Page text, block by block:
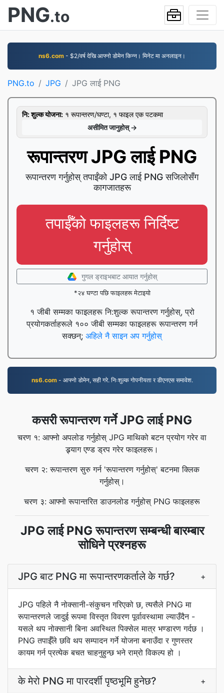
PNG.to
ns6.com - $2/वर्ष देखि आफ्नो डोमेन किन्न। मिनेट मा अनलाइन।
PNG.to JPG JPG लाई PNG
नि: शुल्क योजना: १ रूपान्तरण/घण्टा, १ फाइल एक पटकमा
असीमित जानुहोस् →
रूपान्तरण JPG लाई PNG
रूपान्तरण गर्नुहोस् तपाईंको JPG लाई PNG सजिलोसँग
कागजातहरू
तपाईँको फाइलहरू निर्दिष्ट
गर्नुहोस्
गुगल ड्राइभबाट आयात गर्नुहोस्
*२४ घण्टा पछि फाइलहरू मेटाइयो
१ जीबी सम्मका फाइलहरू नि:शुल्क रूपान्तरण गर्नुहोस्, प्रो
प्रयोगकर्ताहरूले १०० जीबी सम्मका फाइलहरू रूपान्तरण गर्न
सक्छन्; अहिले नै साइन अप गर्नुहोस्
ns6.com- आफ्नो डोमेन, सही गरे. निःशुल्क गोपनीयता र डीएनएस समावेश.
कसरी रूपान्तरण गर्ने JPG लाई PNG
चरण १: आफ्नो अपलोड गर्नुहोस् JPG माथिको बटन प्रयोग गरेर वा
ड्र्याग एण्ड ड्रप गरेर फाइलहरू।
चरण २: रूपान्तरण सुरु गर्न 'रूपान्तरण गर्नुहोस्' बटनमा क्लिक
गर्नुहोस्।
चरण ३: आफ्नो रूपान्तरित डाउनलोड गर्नुहोस् PNG फाइलहरू
JPG लाई PNG रूपान्तरण सम्बन्धी बारम्बार
सोधिने प्रश्नहरू
JPG बाट PNG मा रूपान्तरणकर्ताले के गर्छ? +
JPG पहिले नै नोक्सानी-संकुचन गरिएको छ, त्यसैले PNG मा
रूपान्तरणले जादुई रूपमा विस्तृत विवरण पूर्वावस्थामा ल्याउँदैन -
यसले थप नोक्सानी बिना अवस्थित पिक्सेल मात्र भण्डारण गर्दछ ।
PNG तपाईँले छवि थप सम्पादन गर्ने योजना बनाउँदा र गुणस्तर
कायम गर्न प्रत्येक बचत चाहनुहुन्छ भने राम्रो विकल्प हो ।
के मेरो PNG मा पारदर्शी पृष्ठभूमि हुनेछ? +